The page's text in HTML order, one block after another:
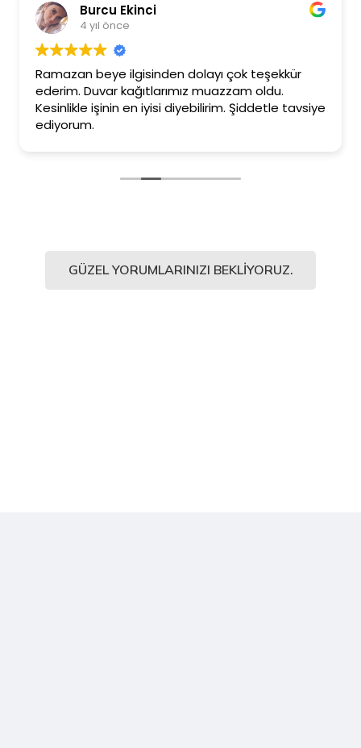
Burcu Ekinci
4 yıl önce
Ramazan beye ilgisinden dolayı çok teşekkür
ederim. Duvar kağıtlarımız muazzam oldu.
Kesinlikle işinin en iyisi diyebilirim. Şiddetle tavsiye
ediyorum.
GÜZEL YORUMLARINIZI BEKLIYORUZ.